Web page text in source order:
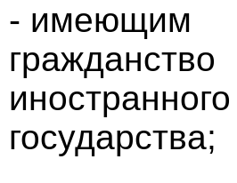
- имеющим
гражданство
иностранного
государства;